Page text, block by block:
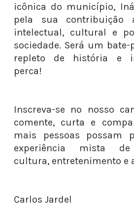
icônica do município,
pela sua contribuição
intelectual, cultural e
sociedade. Será um
repleto de história e
perca!
Inscreva-se no nosso
comente, curta e
mais pessoas possam
experiência mista de
cultura, entretenimento e
Carlos Jardel